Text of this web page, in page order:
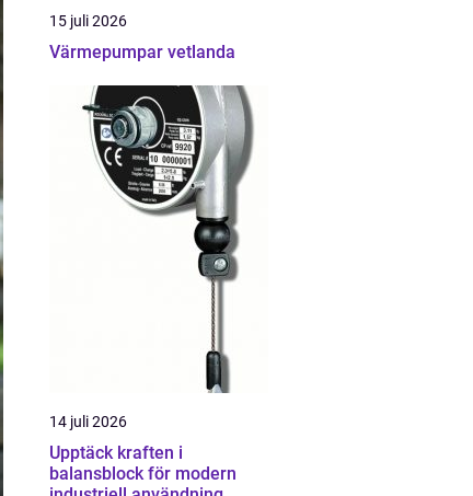
15 juli 2026
Värmepumpar vetlanda
14 juli 2026
Upptäck kraften i
balansblock för modern